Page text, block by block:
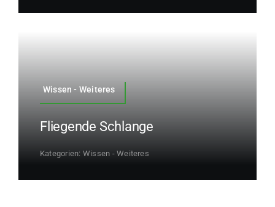
Wissen - Weiteres
Fliegende Schlange
Kategorien: Wissen - Weiteres